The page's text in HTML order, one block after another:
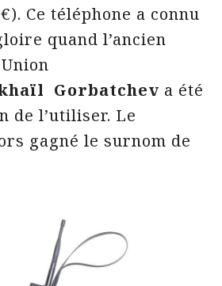
Ce téléphone a connu
quand l’ancien
Gorbatchev a été
de l’utiliser. Le
gagné le surnom de